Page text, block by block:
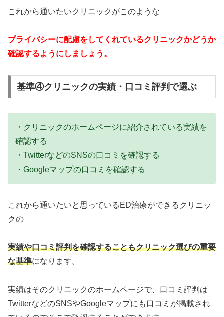
これから通いたいクリニックがこのような
プライバシーに配慮をしてくれているクリニックかどうか
確認するようにしましょう。
基準④クリニックの実績・口コミ評判で選ぶ
・クリニックのホームページに紹介されている実績を
確認する
・TwitterなどのSNSの口コミを確認する
・Googleマップの口コミを確認する
これから通いたいと思っているED治療ができるクリニッ
クの
実績や口コミ評判を確認することもクリニック選びの重要
な基準になります。
実績はそのクリニックのホームページで、口コミ評判は
TwitterなどのSNSやGoogleマップにも口コミが掲載され